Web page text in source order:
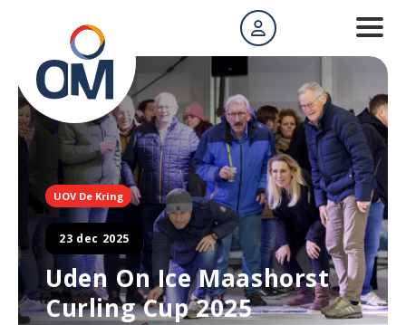
UOV De Kring
23 dec 2025
Uden On Ice Maashorst
Curling Cup 2025